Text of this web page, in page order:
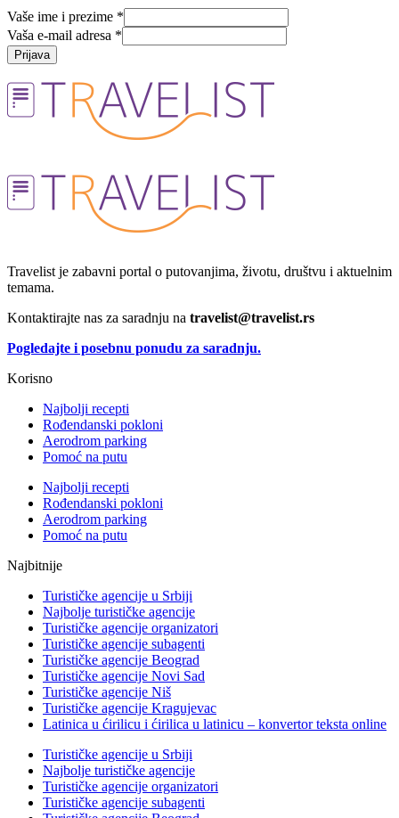
Vaše ime i prezime *
Vaša e-mail adresa *
Prijava
Travelist je zabavni portal o putovanjima, životu, društvu i aktuelnim
temama.
Kontaktirajte nas za saradnju na travelist@travelist.rs
Pogledajte i posebnu ponudu za saradnju.
Korisno
Najbolji recepti
Rođendanski pokloni
Aerodrom parking
Pomoć na putu
Najbolji recepti
Rođendanski pokloni
Aerodrom parking
Pomoć na putu
Najbitnije
Turističke agencije u Srbiji
Najbolje turističke agencije
Turističke agencije organizatori
Turističke agencije subagenti
Turističke agencije Beograd
Turističke agencije Novi Sad
Turističke agencije Niš
Turističke agencije Kragujevac
Latinica u ćirilicu i ćirilica u latinicu – konvertor teksta online
Turističke agencije u Srbiji
Najbolje turističke agencije
Turističke agencije organizatori
Turističke agencije subagenti